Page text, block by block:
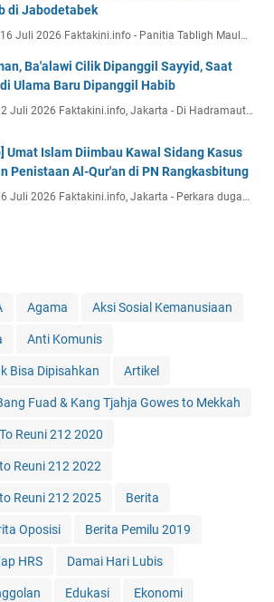
di Jabodetabek
16 Juli 2026 Faktakini.info - Panitia Tabligh Maul…
Ba'alawi Cilik Dipanggil Sayyid, Saat
Ulama Baru Dipanggil Habib
Juli 2026 Faktakini.info, Jakarta - Di Hadramaut…
Umat Islam Diimbau Kawal Sidang Kasus
Penistaan Al-Qur'an di PN Rangkasbitung
Juli 2026 Faktakini.info, Jakarta - Perkara duga…
Agama Aksi Sosial Kemanusiaan
Anti Komunis
Bisa Dipisahkan Artikel
Fuad & Kang Tjahja Gowes to Mekkah
Reuni 212 2020
Reuni 212 2022
Reuni 212 2025 Berita
Oposisi Berita Pemilu 2019
HRS Damai Hari Lubis
Edukasi Ekonomi